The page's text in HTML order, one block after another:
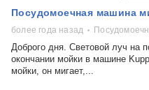
Посудомоечная машина
более года назад
Доброго дня. Световой луч на
окончании мойки в машине
мойки, он мигает,...